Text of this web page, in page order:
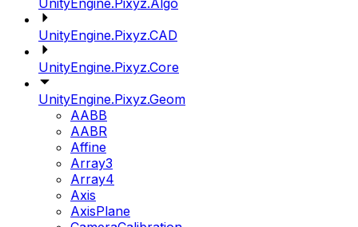
UnityEngine.Pixyz.Algo
UnityEngine.Pixyz.CAD
UnityEngine.Pixyz.Core
UnityEngine.Pixyz.Geom
AABB
AABR
Affine
Array3
Array4
Axis
AxisPlane